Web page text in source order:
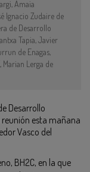
Amaia
Ignacio Zudaire de
de Desarrollo
Tapia, Javier
de Enagas,
Marian Lerga de
Desarrollo
esta mañana
Vasco del
BH2C, en la que